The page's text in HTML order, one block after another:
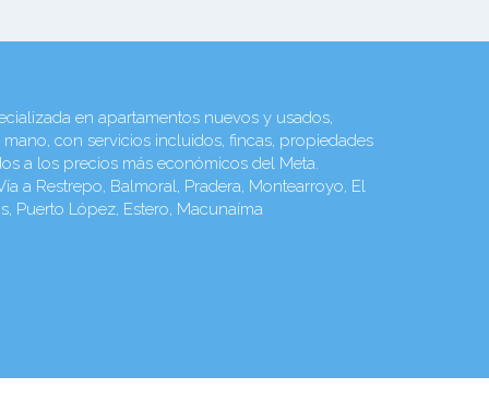
en apartamentos nuevos y usados,
con servicios incluidos, fincas, propiedades
a los precios más económicos del Meta.
a Restrepo, Balmoral, Pradera, Montearroyo, El
Puerto López, Estero, Macunaíma